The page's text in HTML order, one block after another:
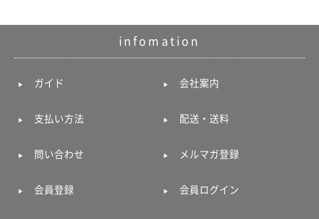
infomation
ガイド 会社案内
支払い方法 配送・送料
問い合わせ メルマガ登録
会員登録 会員ログイン